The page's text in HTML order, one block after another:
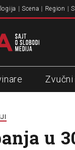
Scena Region
u